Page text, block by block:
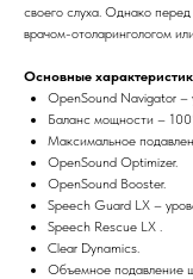
своего слуха. Однако
врачом-отоларингологом
Основные
OpenSound Navigator –
Баланс мощности –
Максимальное
OpenSound Optimizer.
OpenSound Booster.
Speech Guard LX –
Speech Rescue LX .
Clear Dynamics.
Объемное подавление